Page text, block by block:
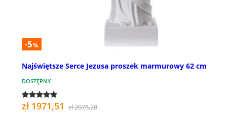
-5%
Najświętsze Serce Jezusa proszek marmurowy 62 cm
DOSTĘPNY
zł 1971,51 zł 2075,28